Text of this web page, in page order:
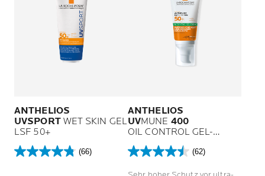
ANTHELIOS
UVSPORTWET SKIN GEL
LSF 50+
(66)
4.8
ANTHELIOS
UVMUNE 400
OIL CONTROL GEL-
CREME LSF 50+ OHNE
DUFTSTOFFE (62)
4.5